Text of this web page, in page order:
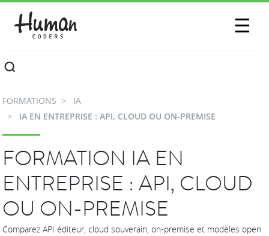
☰
FORMATIONS
IA
IA EN ENTREPRISE : API, CLOUD OU ON-PREMISE
FORMATION IA EN
ENTREPRISE : API, CLOUD
OU ON-PREMISE
Comparez API éditeur, cloud souverain, on-premise et modèles open